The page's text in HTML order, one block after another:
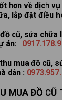
hơn về dịch
lắp đặt điều
cũ, sửa chữa
án:
mua đồ cũ,
dân :
MUA ĐỒ